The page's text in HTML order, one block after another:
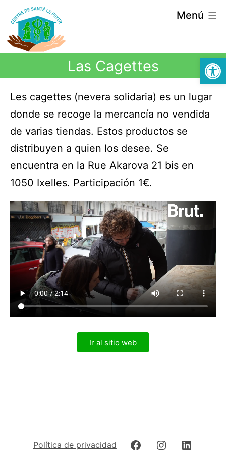
Abrir
Menú
Las Cagettes
Les cagettes (nevera solidaria) es un lugar
donde se recoge la mercancía no vendida
de varias tiendas. Estos productos se
distribuyen a quien los desee. Se
encuentra en la Rue Akarova 21 bis en
1050 Ixelles. Participación 1€.
Ir al sitio web
Política de privacidad